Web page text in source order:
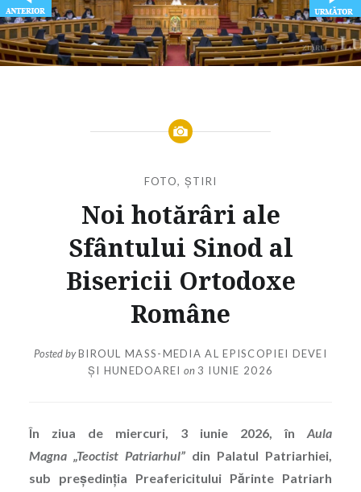
FOTO, ȘTIRI
Noi hotărâri ale
Sfântului Sinod al
Bisericii Ortodoxe
Române
Posted byBIROUL MASS-MEDIA AL EPISCOPIEI DEVEI
ȘI HUNEDOAREI on 3 IUNIE 2026
În ziua de miercuri, 3 iunie 2026,înAula
Magna „Teoctist Patriarhul”din Palatul Patriarhiei,
sub președinția Preafericitului Părinte Patriarh